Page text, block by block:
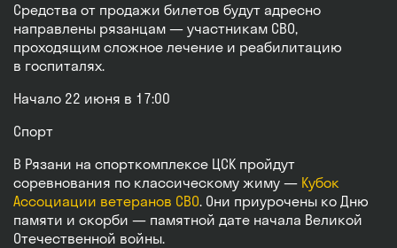
Средства от продажи билетов будут адресно
направлены рязанцам — участникам СВО,
проходящим сложное лечение и реабилитацию
в госпиталях.
Начало 22 июня в 17:00
Спорт
В Рязани на спорткомплексе ЦСК пройдут
соревнования по классическому жиму — Кубок
Ассоциации ветеранов СВО. Они приурочены ко Дню
памяти и скорби — памятной дате начала Великой
Отечественной войны.